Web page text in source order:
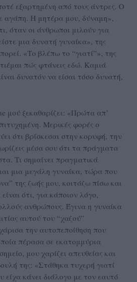
εξαρτημένη από τους άντρες. Ο
αγάπη. Η μητέρα μου, δύναμη»,
όταν οι άνθρωποι μιλούν για
μια δυνατή γυναίκα», της
«Το βλέπω το “γιατί”», της
πώς φτάνεις εδώ. Καμιά
δυνατόν να είσαι τόσο δυνατή,
μού ξεκαθαρίζει: «Πρώτα απ’
Μερικές φορές ο
ότι βρίσκεσαι στην κορυφή, την
μέσα σου ότι τα πράγματα
Τι σημαίνει πραγματικά
μια μεγάλη γυναίκα, τώρα που
της ζωής μου, κοιτάζω πίσω και
ότι, για κάποιον λόγο,
ανθρώπους. Έγινα η γυναίκα
αυτού του “χαζού”
την αυτοπεποίθηση που
πέρασα σε εκατομμύρια
μου χαρίζει απευθείας και
της: «Στάθηκα τυχερή γιατί
είχα κάνει διάλογο με τον εαυτό